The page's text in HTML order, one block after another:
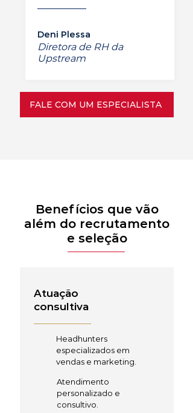
Deni Plessa
Diretora de RH da
Upstream
FALE COM UM ESPECIALISTA
Benefícios que vão
além do recrutamento
e seleção
Atuação
consultiva
Headhunters
especializados em
vendas e marketing.
Atendimento
personalizado e
consultivo.